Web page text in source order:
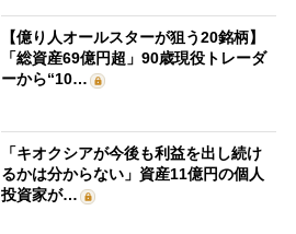
【億り人オールスターが狙う20銘柄】
「総資産69億円超」90歳現役トレーダ
ーから“10…
「キオクシアが今後も利益を出し続け
るかは分からない」資産11億円の個人
投資家が…